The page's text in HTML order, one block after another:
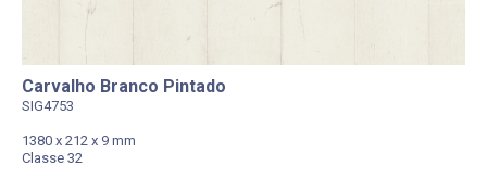
Carvalho Branco Pintado
SIG4753
1380 x 212 x 9 mm
Classe 32